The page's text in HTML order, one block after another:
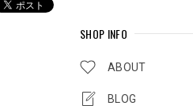
SHOP INFO
ABOUT
BLOG